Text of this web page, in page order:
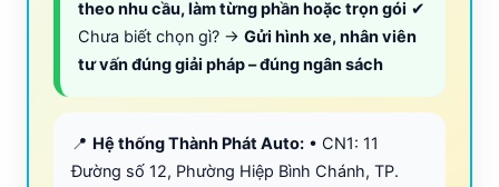
theo nhu cầu, làm từng phần hoặc trọn gói ✔
Chưa biết chọn gì? → Gửi hình xe, nhân viên
tư vấn đúng giải pháp – đúng ngân sách
📍 Hệ thống Thành Phát Auto: • CN1: 11
Đường số 12, Phường Hiệp Bình Chánh, TP.